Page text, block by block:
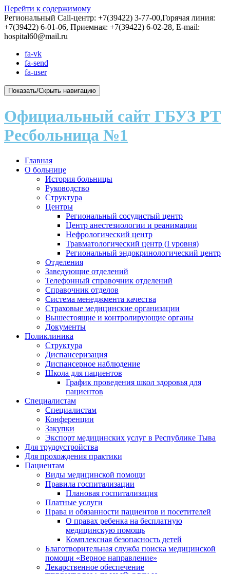
Перейти к содержимому
Региональный Call-центр: +7(39422) 3-77-00,Горячая линия:
+7(39422) 6-01-06, Приемная: +7(39422) 6-02-28, E-mail:
hospital60@mail.ru
fa-vk
fa-send
fa-user
Показать/Скрыть навигацию
Официальный сайт ГБУЗ РТ
Ресбольница №1
Главная
О больнице
История больницы
Руководство
Структура
Центры
Региональный сосудистый центр
Центр анестезиологии и реанимации
Нефрологический центр
Травматологический центр (I уровня)
Региональный эндокринологический центр
Отделения
Заведующие отделений
Телефонный справочник отделений
Справочник отделов
Система менеджмента качества
Страховые медицинские организации
Вышестоящие и контролирующие органы
Документы
Поликлиника
Структура
Диспансеризация
Диспансерное наблюдение
Школа для пациентов
График проведения школ здоровья для
пациентов
Специалистам
Специалистам
Конференции
Закупки
Экспорт медицинских услуг в Республике Тыва
Для трудоустройства
Для прохождения практики
Пациентам
Виды медицинской помощи
Правила госпитализации
Плановая госпитализация
Платные услуги
Права и обязанности пациентов и посетителей
О правах ребенка на бесплатную
медицинскую помощь
Комплексная безопасность детей
Благотворительная служба поиска медицинской
помощи «Верное направление»
Лекарственное обеспечение